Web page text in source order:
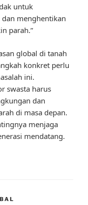
untuk
menghentikan
parah.”
global di tanah
konkret perlu
ini.
swasta harus
dan
di masa depan.
menjaga
mendatang.